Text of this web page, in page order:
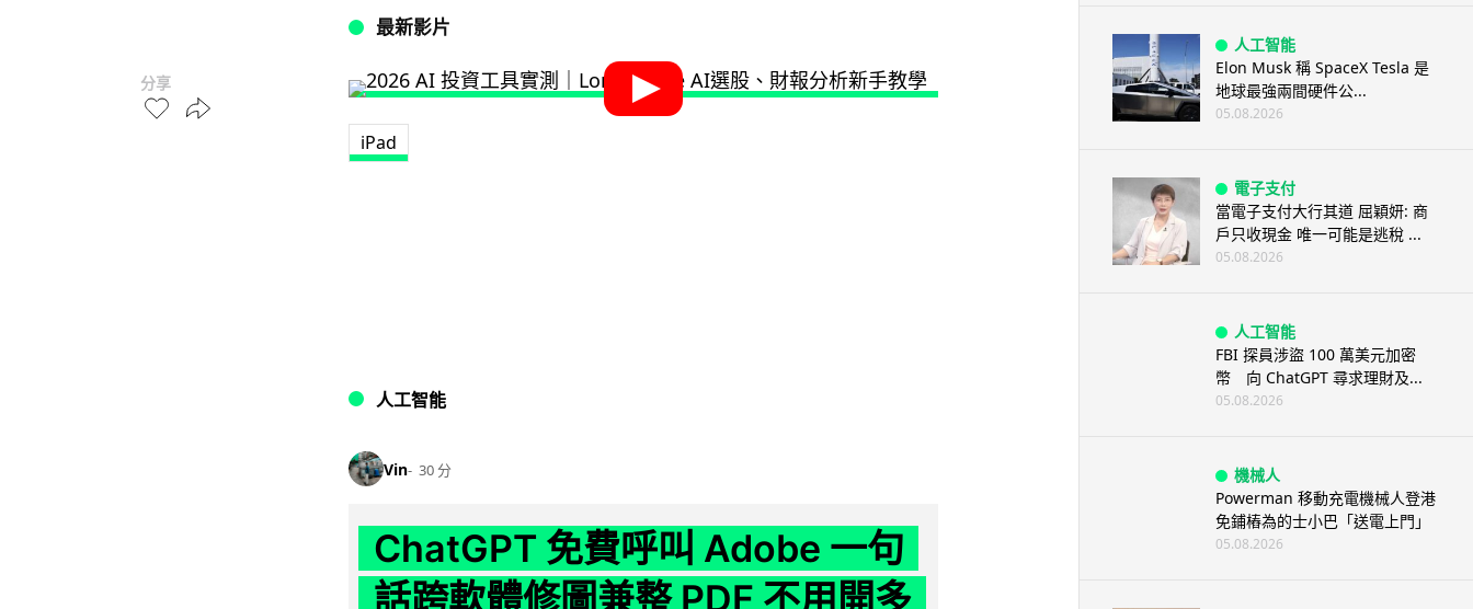
分享
最新影片
iPad
人工智能
Vin 30 分
ChatGPT 免費呼叫 Adobe 一句
話跨軟體修圖兼整 PDF 不用開多
人工智能
Elon Musk 稱 SpaceX Tesla 是
地球最強兩間硬件公...
05.08.2026
電子支付
當電子支付大行其道 屈穎妍: 商
戶只收現金 唯一可能是逃稅 ...
05.08.2026
人工智能
FBI 探員涉盜 100 萬美元加密
幣 向 ChatGPT 尋求理財及...
05.08.2026
機械人
Powerman 移動充電機械人登港
免鋪樁為的士小巴「送電上門」
05.08.2026